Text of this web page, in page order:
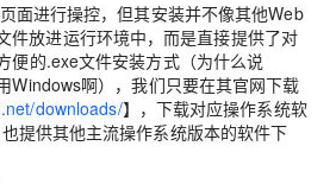
面进行操控，但其安装并不像其他Web
件放进运行环境中，而是直接提供了对
便的.exe文件安装方式（为什么说
Windows啊），我们只要在其官网下载
downloads/】，下载对应操作系统软
提供其他主流操作系统版本的软件下